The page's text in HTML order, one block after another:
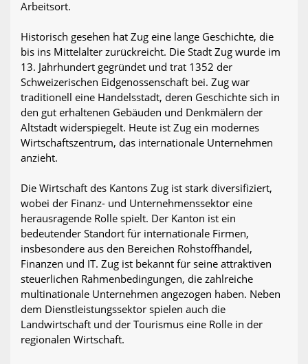
Arbeitsort.
Historisch gesehen hat Zug eine lange Geschichte, die
bis ins Mittelalter zurückreicht. Die Stadt Zug wurde im
13. Jahrhundert gegründet und trat 1352 der
Schweizerischen Eidgenossenschaft bei. Zug war
traditionell eine Handelsstadt, deren Geschichte sich in
den gut erhaltenen Gebäuden und Denkmälern der
Altstadt widerspiegelt. Heute ist Zug ein modernes
Wirtschaftszentrum, das internationale Unternehmen
anzieht.
Die Wirtschaft des Kantons Zug ist stark diversifiziert,
wobei der Finanz- und Unternehmenssektor eine
herausragende Rolle spielt. Der Kanton ist ein
bedeutender Standort für internationale Firmen,
insbesondere aus den Bereichen Rohstoffhandel,
Finanzen und IT. Zug ist bekannt für seine attraktiven
steuerlichen Rahmenbedingungen, die zahlreiche
multinationale Unternehmen angezogen haben. Neben
dem Dienstleistungssektor spielen auch die
Landwirtschaft und der Tourismus eine Rolle in der
regionalen Wirtschaft.